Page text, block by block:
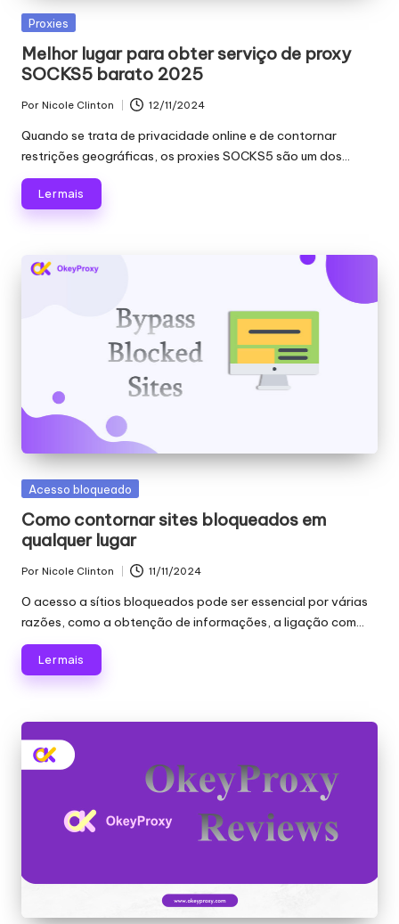
Publicado
Proxies
Melhor lugar para obter serviço de proxy
SOCKS5 barato 2025
Publicado
por
Por Nicole Clinton 12/11/2024
Quando se trata de privacidade online e de contornar
restrições geográficas, os proxies SOCKS5 são um dos...
Ler mais
Publicado
Acesso bloqueado
Como contornar sites bloqueados em
qualquer lugar
Publicado
por
Por Nicole Clinton 11/11/2024
O acesso a sítios bloqueados pode ser essencial por várias
razões, como a obtenção de informações, a ligação com...
Ler mais